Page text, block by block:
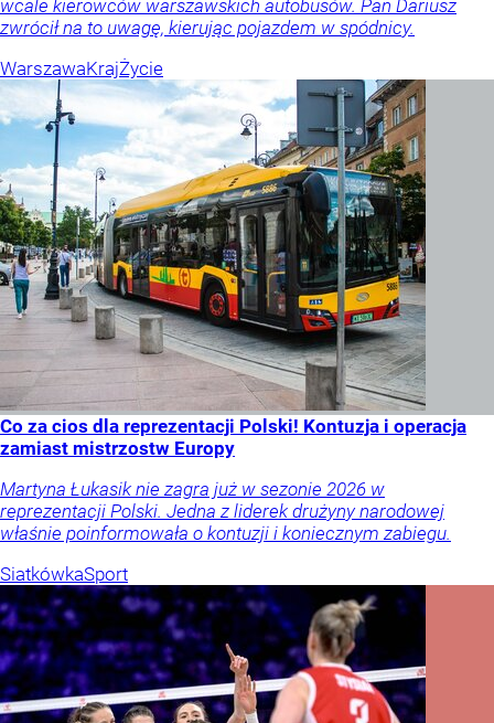
wcale kierowców warszawskich autobusów. Pan Dariusz
zwrócił na to uwagę, kierując pojazdem w spódnicy.
WarszawaKrajŻycie
Co za cios dla reprezentacji Polski! Kontuzja i operacja
zamiast mistrzostw Europy
Martyna Łukasik nie zagra już w sezonie 2026 w
reprezentacji Polski. Jedna z liderek drużyny narodowej
właśnie poinformowała o kontuzji i koniecznym zabiegu.
SiatkówkaSport